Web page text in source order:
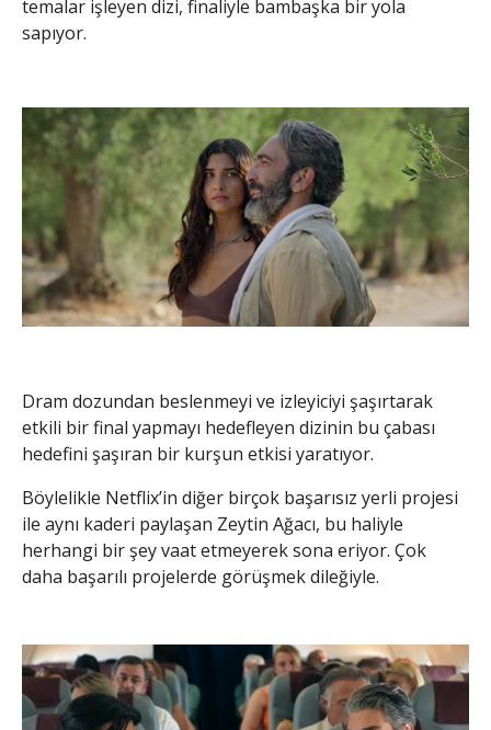
temalar işleyen dizi, finaliyle bambaşka bir yola
sapıyor.
Dram dozundan beslenmeyi ve izleyiciyi şaşırtarak
etkili bir final yapmayı hedefleyen dizinin bu çabası
hedefini şaşıran bir kurşun etkisi yaratıyor.
Böylelikle Netflix’in diğer birçok başarısız yerli projesi
ile aynı kaderi paylaşan Zeytin Ağacı, bu haliyle
herhangi bir şey vaat etmeyerek sona eriyor. Çok
daha başarılı projelerde görüşmek dileğiyle.